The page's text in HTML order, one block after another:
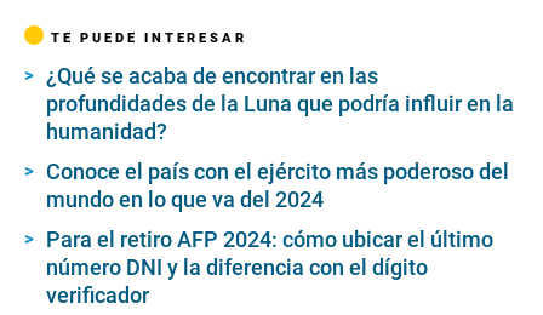
TE PUEDE INTERESAR
¿Qué se acaba de encontrar en las
profundidades de la Luna que podría influir en la
humanidad?
Conoce el país con el ejército más poderoso del
mundo en lo que va del 2024
Para el retiro AFP 2024: cómo ubicar el último
número DNI y la diferencia con el dígito
verificador